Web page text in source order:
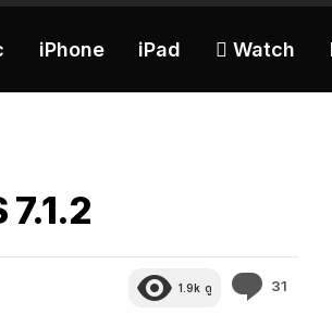
iPhone iPad  Watch
7.1.2
1.9k ดู 31